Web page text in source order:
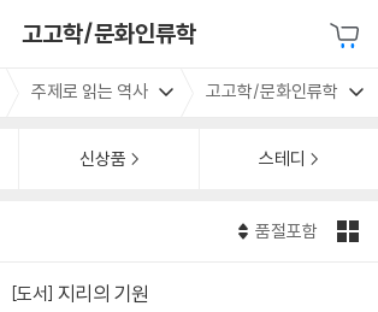
고고학/문화인류학
주제로 읽는 역사 고고학/문화인류학
신상품 스테디
품절포함
[도서] 지리의 기원